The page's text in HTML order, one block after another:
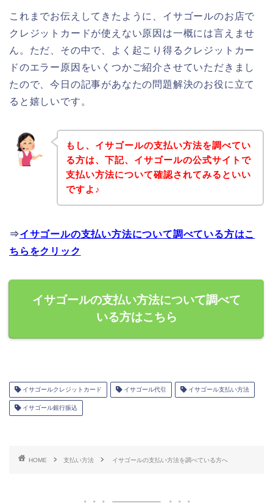
これまでお伝えしてきたように、イサゴールのお店で
クレジットカードが使えない原因は一概には言えませ
ん。ただ、その中で、よく起こり得るクレジットカー
ドのエラー原因をいくつかご紹介させていただきまし
たので、今日の記事があなたの問題解決のお役に立て
ると嬉しいです。
もし、イサゴールの支払い方法を調べてい
る方は、下記、イサゴールの公式サイトで
支払い方法について確認されてみるといい
ですよ♪
⇒イサゴールの支払い方法について調べている方はこ
ちらをクリック
イサゴールの支払い方法について調べて
いる方はこちら
イサゴールクレジットカード イサゴール代引 イサゴール支払い方法
イサゴール銀行振込
HOME 支払い方法 イサゴールの支払い方法を調べている方へ